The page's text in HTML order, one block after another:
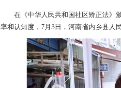
在《中华人民共和国 社区矫正法》
率和认知度，7月3日，河南省内乡县人